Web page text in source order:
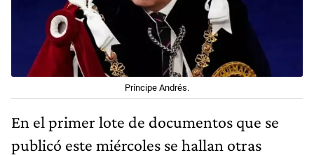
Príncipe Andrés.
En el primer lote de documentos que se
publicó este miércoles se hallan otras